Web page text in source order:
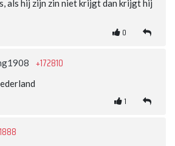
als hij zijn zin niet krijgt dan krijgt hij
0
+172810
1